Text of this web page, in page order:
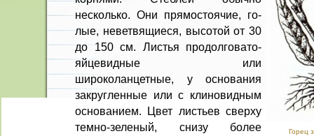
Горец
несколько. Они прямостоячие, го­
лые, неветвящиеся, высотой от 30
до 150 см. Листья продолговато-
яйцевид­ные или
широколанцетные, у основа­ния
закругленные или с клиновидным
основанием. Цвет листьев сверху
темно-зеленый, снизу более